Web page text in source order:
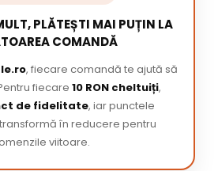
PLĂTEȘTI MAI PUȚIN LA
COMANDĂ
, fiecare comandă te ajută să
fiecare 10 RON cheltuiți,
de fidelitate, iar punctele
în reducere pentru
viitoare.